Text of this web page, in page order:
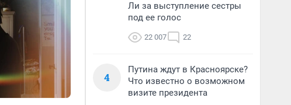
Ли за выступление сестры
под ее голос
22 007 22
4
Путина ждут в Красноярске?
Что известно о возможном
визите президента